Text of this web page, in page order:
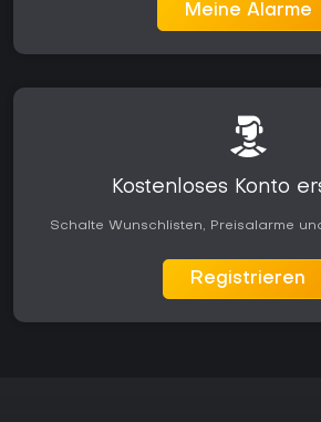
Meine Alarme
Kostenloses Konto
Schalte Wunschlisten, Preisalarme
Registrieren